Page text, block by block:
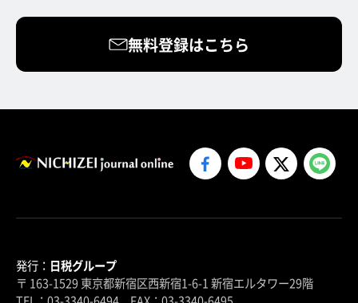
無料登録はこちら
発行： 日税グループ
〒 163-1529 東京都新宿区西新宿1-6-1 新宿エルタワー29階